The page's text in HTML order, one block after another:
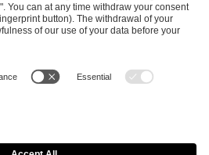
Cookie Policy Terms of Use